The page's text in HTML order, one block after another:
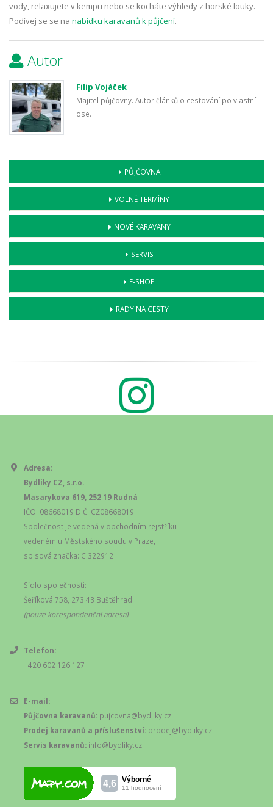
vody, relaxujete v kempu nebo se kocháte výhledy z horské louky.
Podívej se se na nabídku karavanů k půjčení.
Autor
Filip Vojáček
Majitel půjčovny. Autor článků o cestování po vlastní
ose.
PŮJČOVNA
VOLNÉ TERMÍNY
NOVÉ KARAVANY
SERVIS
E-SHOP
RADY NA CESTY
Adresa:
Bydliky CZ, s.r.o.
Masarykova 619, 252 19 Rudná
IČO: 08668019 DIČ: CZ08668019
Společnost je vedená v obchodním rejstříku
vedeném u Městského soudu v Praze,
spisová značka: C 322912
Sídlo společnosti:
Šeříková 758, 273 43 Buštěhrad
(pouze korespondenční adresa)
Telefon:
+420 602 126 127
E-mail:
Půjčovna karavanů: pujcovna@bydliky.cz
Prodej karavanů a příslušenství: prodej@bydliky.cz
Servis karavanů: info@bydliky.cz